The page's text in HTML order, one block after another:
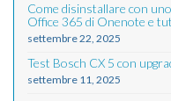
Come disinstallare con
Office 365 di Onenote e
settembre 22, 2025
Test Bosch CX 5 con
settembre 11, 2025